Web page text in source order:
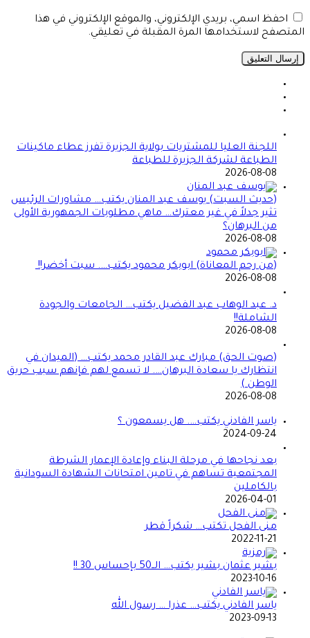
احفظ اسمي، بريدي الإلكتروني، والموقع الإلكتروني في هذا
المتصفح لاستخدامها المرة المقبلة في تعليقي.
اللجنة العليا للمشتريات بولاية الجزيرة تفرز عطاء ماكينات
الطباعة لشركة الجزيرة للطباعة
2026-08-08
(حديث السبت) يوسف عبد المنان يكتب… مشاورات الرئيس
تثير جدلاً في غير معترك… ماهي مطلوبات الجمهورية الأولى
من البرهان؟
2026-08-08
(من رحم المعاناة) ابوبكر محمود يكتب…. سبت أخضر!!
2026-08-08
د. عبد الوهاب عبد الفضيل يكتب… الجامعات والجودة
الشاملة!!
2026-08-08
(صوت الحق) مبارك عبد القادر محمد يكتب… (الميدان في
انتظارك يا سعادة البرهان…. لا تسمع لهم فإنهم سبب حريق
الوطن )
2026-08-08
ياسر الفادني يكتب…. هل يسمعون ؟
2024-09-24
بعد نجاحها في مرحلة البناء وإعادة الإعمار الشرطة
المجتمعية تساهم في تامين امتحانات الشهادة السودانية
بالكاملين
2026-04-01
منى الفحل تكتب… شكراً قطر
2022-11-21
بشير عثمان بشير يكتب… الــ50 بإحساس 30 !!
2023-10-16
ياسر الفادني يكتب… عذرا … رسول الله
2023-09-13